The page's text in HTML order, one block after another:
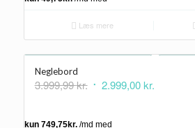
Læs mere
Neglebord
3.999,99kr. Den
pris
2.999,00kr.Den